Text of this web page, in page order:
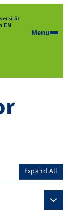
EN
Menu
Expand All